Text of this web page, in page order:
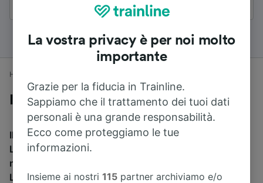
Tutti i risultati
Home
In treno da Loughborough a Londra
Il tempo di viaggio medio in treno da Loughborough a
Londra è di 1h 39min per percorrere 159 km. Ci sono
normalmente 53 treni al giorno e il treno più veloce da
Loughborough a Londra impiega 1h 14min. Puoi
La vostra privacy è per noi molto
importante
Grazie per la fiducia in Trainline.
Sappiamo che il trattamento dei tuoi dati
personali è una grande responsabilità.
Ecco come proteggiamo le tue
informazioni.
Insieme ai nostri115 partner archiviamo e/o